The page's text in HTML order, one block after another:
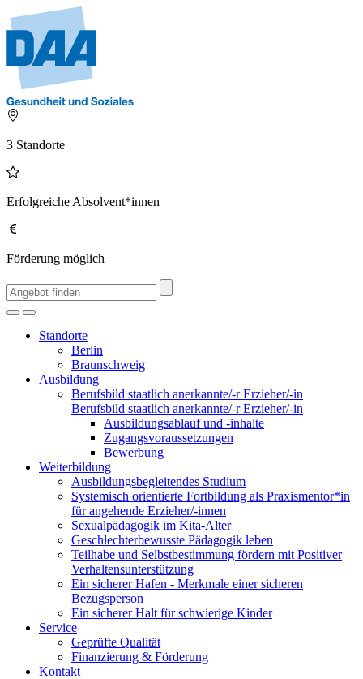
3 Standorte
Erfolgreiche Absolvent*innen
Förderung möglich
Standorte
Berlin
Braunschweig
Ausbildung
Berufsbild staatlich anerkannte/-r Erzieher/-in
Berufsbild staatlich anerkannte/-r Erzieher/-in
Ausbildungsablauf und -inhalte
Zugangsvoraussetzungen
Bewerbung
Weiterbildung
Ausbildungsbegleitendes Studium
Systemisch orientierte Fortbildung als Praxismentor*in
für angehende Erzieher/-innen
Sexualpädagogik im Kita-Alter
Geschlechterbewusste Pädagogik leben
Teilhabe und Selbstbestimmung fördern mit Positiver
Verhaltensunterstützung
Ein sicherer Hafen - Merkmale einer sicheren
Bezugsperson
Ein sicherer Halt für schwierige Kinder
Service
Geprüfte Qualität
Finanzierung & Förderung
Kontakt